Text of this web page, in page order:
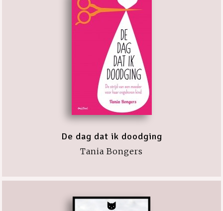
De dag dat ik doodging
Tania Bongers